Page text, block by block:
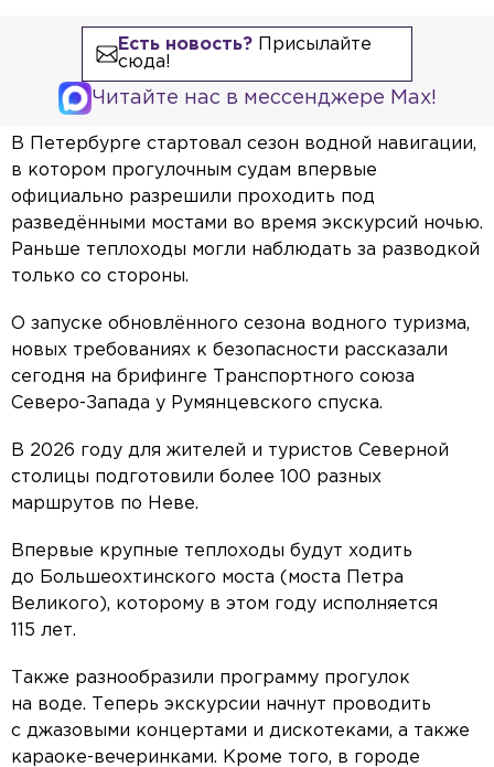
Есть новость?Присылайте
сюда!
Читайте нас в мессенджере Max!
В Петербурге стартовал сезон водной навигации,
в котором прогулочным судам впервые
официально разрешили проходить под
разведёнными мостами во время экскурсий ночью.
Раньше теплоходы могли наблюдать за разводкой
только со стороны.
О запуске обновлённого сезона водного туризма,
новых требованиях к безопасности рассказали
сегодня на брифинге Транспортного союза
Северо-Запада у Румянцевского спуска.
В 2026 году для жителей и туристов Северной
столицы подготовили более 100 разных
маршрутов по Неве.
Впервые крупные теплоходы будут ходить
до Большеохтинского моста (моста Петра
Великого), которому в этом году исполняется
115 лет.
Также разнообразили программу прогулок
на воде. Теперь экскурсии начнут проводить
с джазовыми концертами и дискотеками, а также
караоке-вечеринками. Кроме того, в городе